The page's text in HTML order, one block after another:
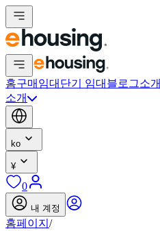
홈구매 임대 단기 임대 블로그소개
소개
ko
¥
0
내 계정
홈페이지 /